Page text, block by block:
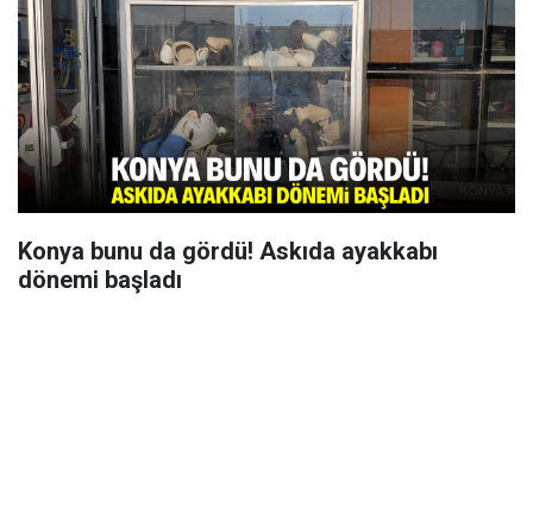
Konya bunu da gördü! Askıda ayakkabı
dönemi başladı